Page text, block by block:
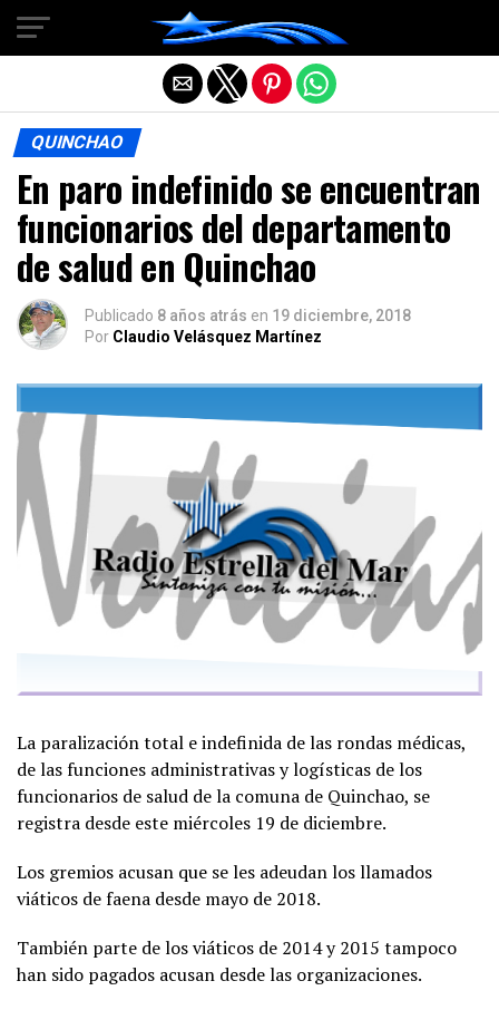
QUINCHAO
En paro indefinido se encuentran
funcionarios del departamento
de salud en Quinchao
Publicado 8 años atrás en 19 diciembre, 2018
Por Claudio Velásquez Martínez
La paralización total e indefinida de las rondas médicas,
de las funciones administrativas y logísticas de los
funcionarios de salud de la comuna de Quinchao, se
registra desde este miércoles 19 de diciembre.
Los gremios acusan que se les adeudan los llamados
viáticos de faena desde mayo de 2018.
También parte de los viáticos de 2014 y 2015 tampoco
han sido pagados acusan desde las organizaciones.
Salir de la versión móvil